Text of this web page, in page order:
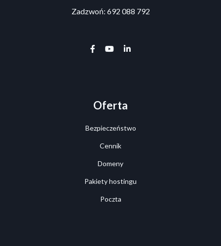
Zadzwoń: 692 088 792
facebook-f
youtube
linkedin-in
Oferta
Bezpieczeństwo
Cennik
Domeny
Pakiety hostingu
Poczta